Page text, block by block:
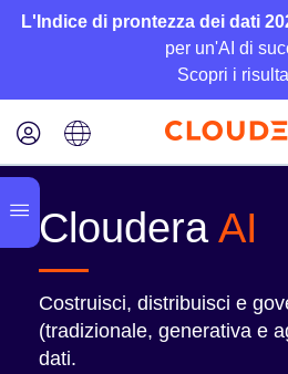
L'Indice di prontezza dei dati
per un'AI di
Scopri i
ClouderaAI
Costruisci, distribuisci e
(tradizionale, generativa e
dati.